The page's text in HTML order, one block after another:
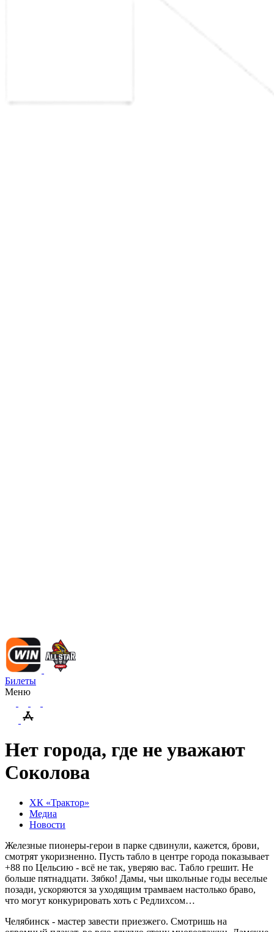
Билеты
Меню
Нет города, где не уважают
Соколова
ХК «Трактор»
Медиа
Новости
Железные пионеры-герои в парке сдвинули, кажется, брови,
смотрят укоризненно. Пусть табло в центре города показывает
+88 по Цельсию - всё не так, уверяю вас. Табло грешит. Не
больше пятнадцати. Зябко! Дамы, чьи школьные годы веселые
позади, ускоряются за уходящим трамваем настолько браво,
что могут конкурировать хоть с Редлихсом…
Челябинск - мастер завести приезжего. Смотришь на